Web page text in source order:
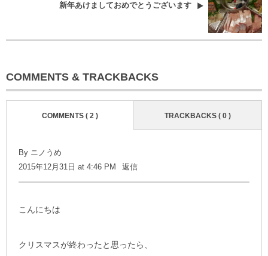
新年あけましておめでとうございます
COMMENTS & TRACKBACKS
COMMENTS ( 2 ) TRACKBACKS ( 0 )
By ニノうめ
2015年12月31日 at 4:46 PM
返信
こんにちは
クリスマスが終わったと思ったら、